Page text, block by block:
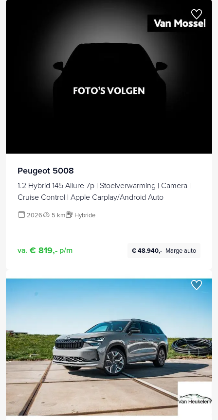
Peugeot 5008
1.2 Hybrid 145 Allure 7p | Stoelverwarming | Camera |
Cruise Control | Apple Carplay/Android Auto
2026 5 km Hybride
va. € 819,- p/m € 48.940,- Marge auto